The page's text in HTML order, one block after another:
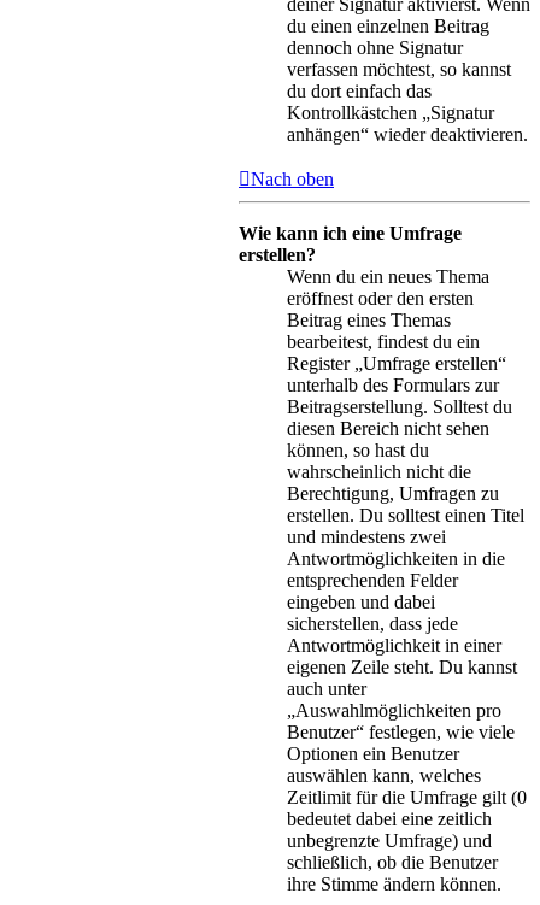
deiner Signatur aktivierst. Wenn
du einen einzelnen Beitrag
dennoch ohne Signatur
verfassen möchtest, so kannst
du dort einfach das
Kontrollkästchen „Signatur
anhängen“ wieder deaktivieren.
Nach oben
Wie kann ich eine Umfrage
erstellen?
Wenn du ein neues Thema
eröffnest oder den ersten
Beitrag eines Themas
bearbeitest, findest du ein
Register „Umfrage erstellen“
unterhalb des Formulars zur
Beitragserstellung. Solltest du
diesen Bereich nicht sehen
können, so hast du
wahrscheinlich nicht die
Berechtigung, Umfragen zu
erstellen. Du solltest einen Titel
und mindestens zwei
Antwortmöglichkeiten in die
entsprechenden Felder
eingeben und dabei
sicherstellen, dass jede
Antwortmöglichkeit in einer
eigenen Zeile steht. Du kannst
auch unter
„Auswahlmöglichkeiten pro
Benutzer“ festlegen, wie viele
Optionen ein Benutzer
auswählen kann, welches
Zeitlimit für die Umfrage gilt (0
bedeutet dabei eine zeitlich
unbegrenzte Umfrage) und
schließlich, ob die Benutzer
ihre Stimme ändern können.